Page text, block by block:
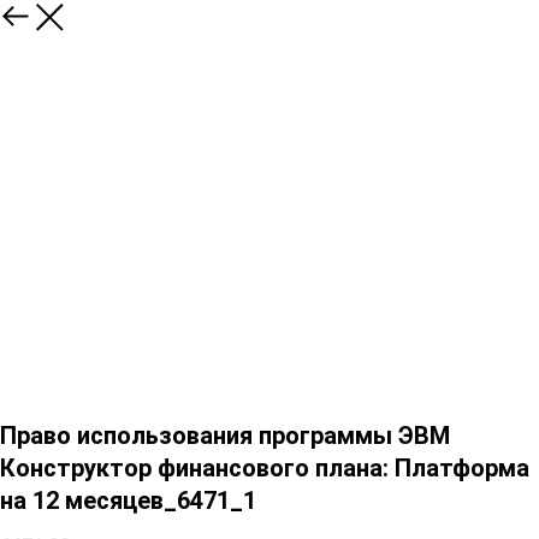
Право использования программы ЭВМ
Конструктор финансового плана: Платформа
на 12 месяцев_6471_1